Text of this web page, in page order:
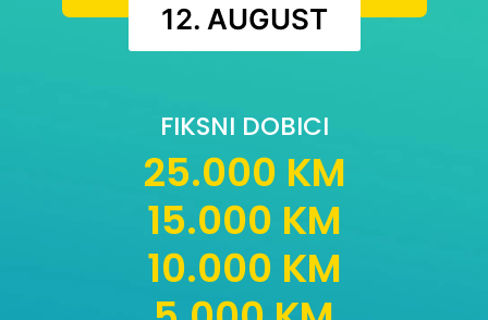
12. AUGUST
FIKSNI DOBICI
25.000 KM
15.000 KM
10.000 KM